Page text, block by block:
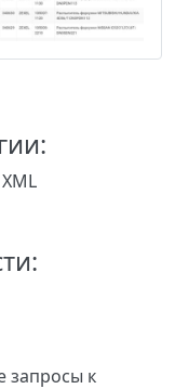
запросы к